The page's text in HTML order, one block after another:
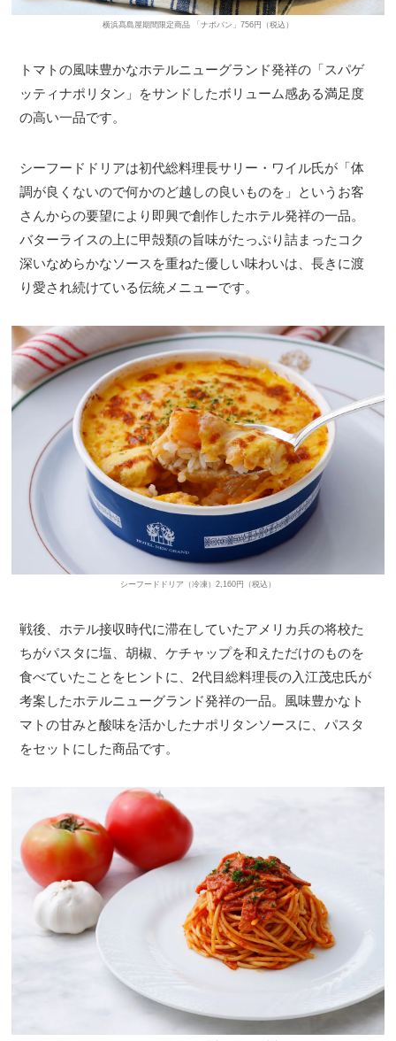
横浜髙島屋期間限定商品 「ナポパン」756円（税込）
トマトの風味豊かなホテルニューグランド発祥の「スパゲ
ッティナポリタン」をサンドしたボリューム感ある満足度
の高い一品です。
シーフードドリアは初代総料理長サリー・ワイル氏が「体
調が良くないので何かのど越しの良いものを」というお客
さんからの要望により即興で創作したホテル発祥の一品。
バターライスの上に甲殻類の旨味がたっぷり詰まったコク
深いなめらかなソースを重ねた優しい味わいは、長きに渡
り愛され続けている伝統メニューです。
シーフードドリア（冷凍）2,160円（税込）
戦後、ホテル接収時代に滞在していたアメリカ兵の将校た
ちがパスタに塩、胡椒、ケチャップを和えただけのものを
食べていたことをヒントに、2代目総料理長の入江茂忠氏が
考案したホテルニューグランド発祥の一品。風味豊かなト
マトの甘みと酸味を活かしたナポリタンソースに、パスタ
をセットにした商品です。